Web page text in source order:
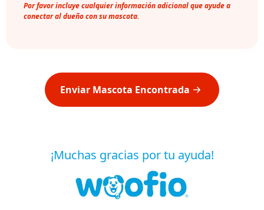
Por favor incluye cualquier información adicional que ayude a
conectar al dueño con su mascota.
Enviar Mascota Encontrada
¡Muchas gracias por tu ayuda!